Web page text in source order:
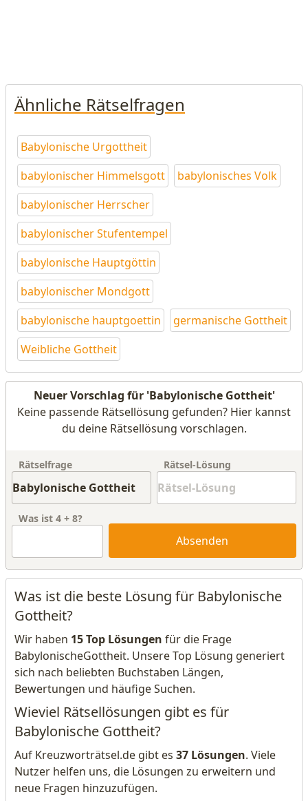
Ähnliche Rätselfragen
Babylonische Urgottheit
babylonischer Himmelsgott
babylonisches Volk
babylonischer Herrscher
babylonischer Stufentempel
babylonische Hauptgöttin
babylonischer Mondgott
babylonische hauptgoettin
germanische Gottheit
Weibliche Gottheit
Neuer Vorschlag für 'Babylonische Gottheit'
Keine passende Rätsellösung gefunden? Hier kannst
du deine Rätsellösung vorschlagen.
Rätselfrage Rätsel-Lösung
Was ist 4 + 8?
Absenden
Was ist die beste Lösung für Babylonische
Gottheit?
Wir haben 15 Top Lösungen für die Frage
BabylonischeGottheit. Unsere Top Lösung generiert
sich nach beliebten Buchstaben Längen,
Bewertungen und häufige Suchen.
Wieviel Rätsellösungen gibt es für
Babylonische Gottheit?
Auf Kreuzworträtsel.de gibt es 37 Lösungen. Viele
Nutzer helfen uns, die Lösungen zu erweitern und
neue Fragen hinzuzufügen.